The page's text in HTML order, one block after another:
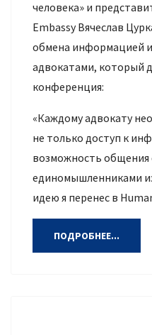
человека» и
Embassy Вячеслав
обмена информацией
адвокатами, который
конференция:
«Каждому адвокату
не только доступ к
возможность
единомышленниками
идею я перенес в
ПОДРОБНЕЕ...